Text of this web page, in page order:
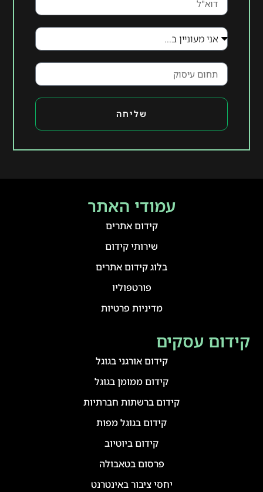
שליחה
קידום עסקים
קידום אורגני בגוגל
קידום ממומן בגוגל
קידום ברשתות חברתיות
קידום בגוגל מפות
קידום ביוטיוב
פרסום בטאבולה
יחסי ציבור באינטרנט
עמודי האתר
קידום אתרים
שירותי קידום
בלוג קידום אתרים
פורטפוליו
מדיניות פרטיות